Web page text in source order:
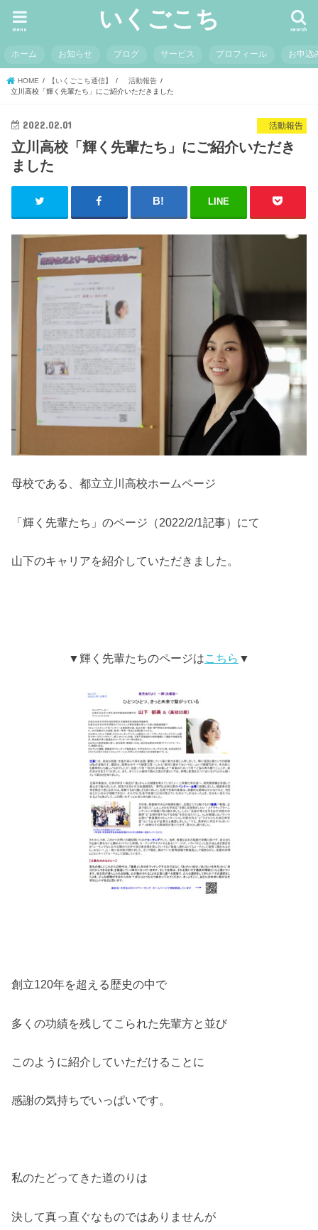
いくごこち search
menu
ホーム お知らせ ブログ サービス プロフィール お申込
HOME 【いくごこち通信】
活動報告
立川高校「輝く先輩たち」にご紹介いただきました
活動報告
2022.02.01
立川高校「輝く先輩たち」にご紹介いただき
ました
LINE
母校である、都立立川高校ホームページ
「輝く先輩たち」のページ（2022/2/1記事）にて
山下のキャリアを紹介していただきました。
▼輝く先輩たちのページはこちら ▼
創立120年を超える歴史の中で
多くの功績を残してこられた先輩方と並び
このように紹介していただけることに
感謝の気持ちでいっぱいです。
私のたどってきた道のりは
決して真っ直ぐなものではありませんが